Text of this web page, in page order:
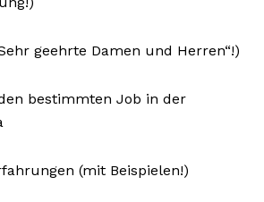
geehrte Damen und Herren“!)
bestimmten Job in der
(mit Beispielen!)